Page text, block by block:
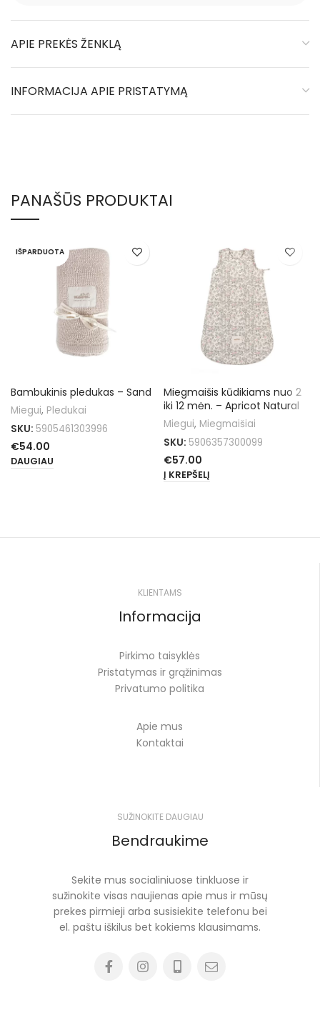
APIE PREKĖS ŽENKLĄ
INFORMACIJA APIE PRISTATYMĄ
PANAŠŪS PRODUKTAI
IŠPARDUOTA
Bambukinis pledukas – Sand
Miegui, Pledukai
SKU: 5905461303996
€54.00
DAUGIAU
Miegmaišis kūdikiams nuo 2
iki 12 mėn. – Apricot Natural
Miegui, Miegmaišiai
SKU: 5906357300099
€57.00
Į KREPŠELĮ
KLIENTAMS
Informacija
Pirkimo taisyklės
Pristatymas ir grąžinimas
Privatumo politika
Apie mus
Kontaktai
SUŽINOKITE DAUGIAU
Bendraukime
Sekite mus socialiniuose tinkluose ir
sužinokite visas naujienas apie mus ir mūsų
prekes pirmieji arba susisiekite telefonu bei
el. paštu iškilus bet kokiems klausimams.